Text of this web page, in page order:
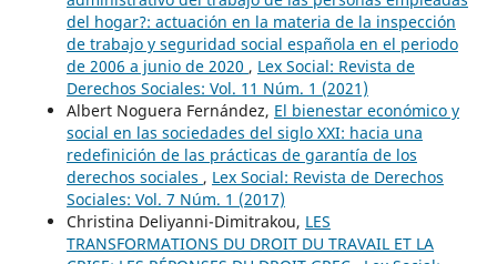
del hogar?: actuación en la materia de la inspección
de trabajo y seguridad social española en el periodo
de 2006 a junio de 2020 , Lex Social: Revista de
Derechos Sociales: Vol. 11 Núm. 1 (2021)
Albert Noguera Fernández, El bienestar económico y
social en las sociedades del siglo XXI: hacia una
redefinición de las prácticas de garantía de los
derechos sociales , Lex Social: Revista de Derechos
Sociales: Vol. 7 Núm. 1 (2017)
Christina Deliyanni-Dimitrakou, LES
TRANSFORMATIONS DU DROIT DU TRΑVAIL ET LA